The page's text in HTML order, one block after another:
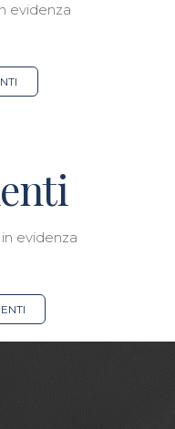
evidenza
evidenza